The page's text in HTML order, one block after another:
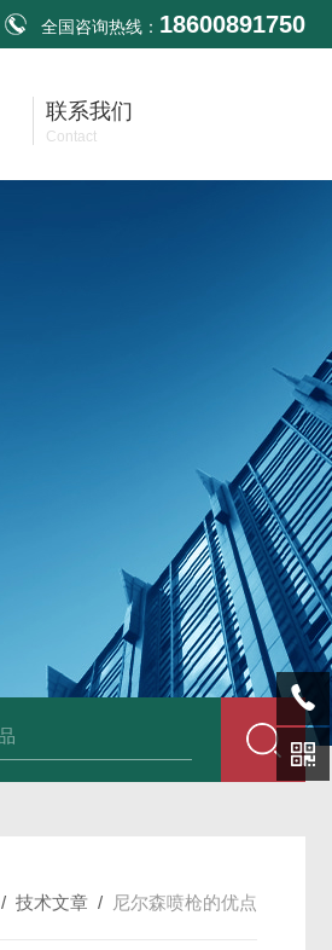
全国咨询热线： 18600891750
联系我们
Contact
尼尔森SR75防尘洒水喷枪水雾降尘喷枪
/ 技术文章 / 尼尔森喷枪的优点